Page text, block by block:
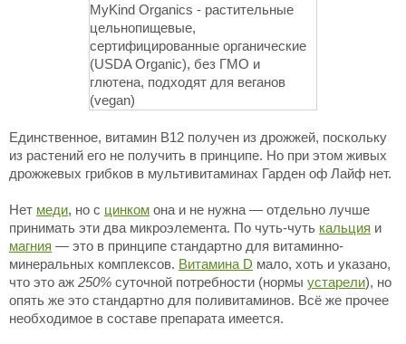
Единственное, витамин В12 получен из дрожжей, поскольку
из растений его не получить в принципе. Но при этом живых
дрожжевых грибков в мультивитаминах Гарден оф Лайф нет.
Нет меди, но с цинком она и не нужна — отдельно лучше
принимать эти два микроэлемента. По чуть-чуть кальция и
магния — это в принципе стандартно для витаминно-
минеральных комплексов. Витамина D мало, хоть и указано,
что это аж 250% суточной потребности (нормы устарели), но
опять же это стандартно для поливитаминов. Всё же прочее
необходимое в составе препарата имеется.